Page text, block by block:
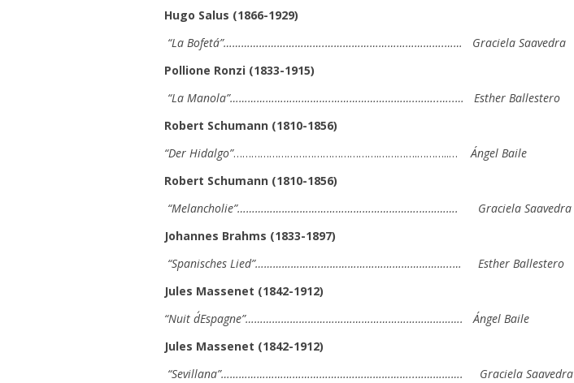
Hugo Salus (1866-1929)
“La Bofetá”…………………………….………………………………….…… Graciela Saavedra
Pollione Ronzi (1833-1915)
“La Manola”…………………………….……………………….……..…..… Esther Ballestero
Robert Schumann (1810-1856)
“Der Hidalgo”………………………………………….………….………..…Ángel Baile
Robert Schumann (1810-1856)
“Melancholie”…………………………………………………….…………. Graciela Saavedra
Johannes Brahms (1833-1897)
“Spanisches Lied”………………….……………………………………..… Esther Ballestero
Jules Massenet (1842-1912)
“Nuit d´Espagne”………………………………………………………………. Ángel Baile
Jules Massenet (1842-1912)
“Sevillana”………………………………………………………..……………. Graciela Saavedra